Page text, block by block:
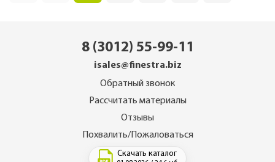
8 (3012) 55-99-11
isales@finestra.biz
Обратный звонок
Рассчитать материалы
Отзывы
Похвалить/Пожаловаться
Скачать каталог